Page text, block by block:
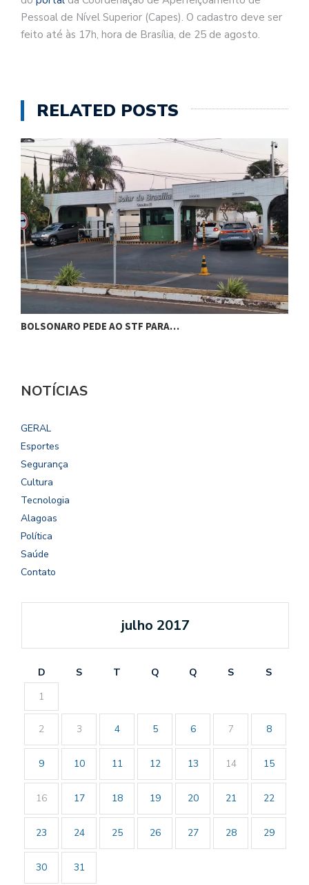
Pessoal de Nível Superior (Capes). O cadastro deve ser
feito até às 17h, hora de Brasília, de 25 de agosto.
RELATED POSTS
BOLSONARO PEDE AO STF PARA…
NOTÍCIAS
GERAL
Esportes
Segurança
Cultura
Tecnologia
Alagoas
Política
Saúde
Contato
julho 2017
D S T Q Q S
S
1
2 3 4 5 6 7 8
9 10 11 12 13 14 15
16 17 18 19 20 21 22
23 24 25 26 27 28 29
30 31